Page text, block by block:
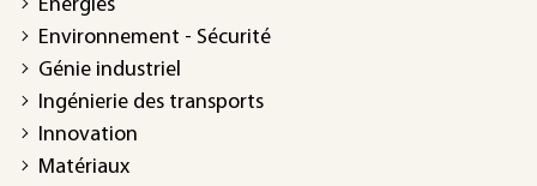
Énergies
Environnement - Sécurité
Génie industriel
Ingénierie des transports
Innovation
Matériaux